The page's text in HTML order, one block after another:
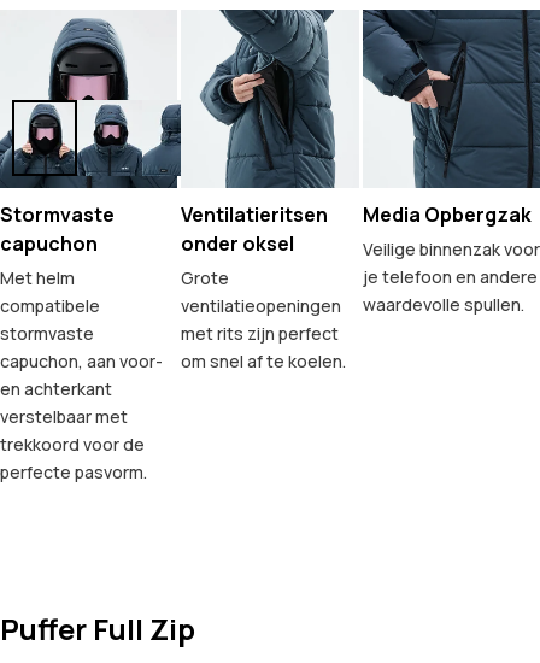
Stormvaste
capuchon
Met helm
compatibele
stormvaste
capuchon, aan voor-
en achterkant
verstelbaar met
trekkoord voor de
perfecte pasvorm.
Ventilatieritsen
onder oksel
Grote
ventilatieopeningen
met rits zijn perfect
om snel af te koelen.
Media Opbergzak
Veilige binnenzak voor
je telefoon en andere
waardevolle spullen.
Puffer Full Zip